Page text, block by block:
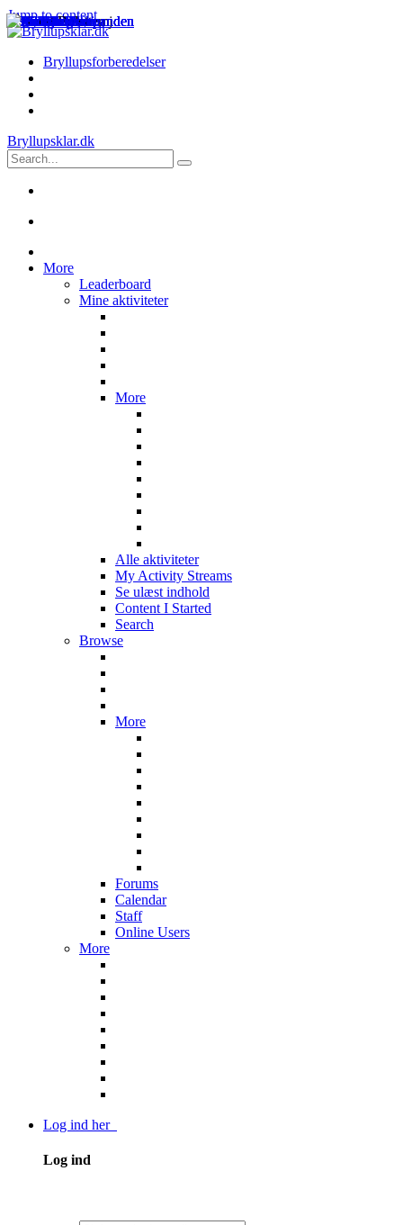
Jump to content
Bryllupsforberedelser
Bryllupsklar.dk
More
Leaderboard
Mine aktiviteter
More
Alle aktiviteter
My Activity Streams
Se ulæst indhold
Content I Started
Search
Browse
More
Forums
Calendar
Staff
Online Users
More
Log ind her
Log ind